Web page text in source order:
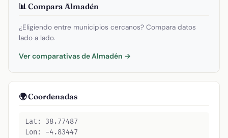
📊 Compara Almadén
¿Eligiendo entre municipios cercanos? Compara datos
lado a lado.
Ver comparativas de Almadén →
🌍 Coordenadas
Lat: 38.77487
Lon: -4.83447